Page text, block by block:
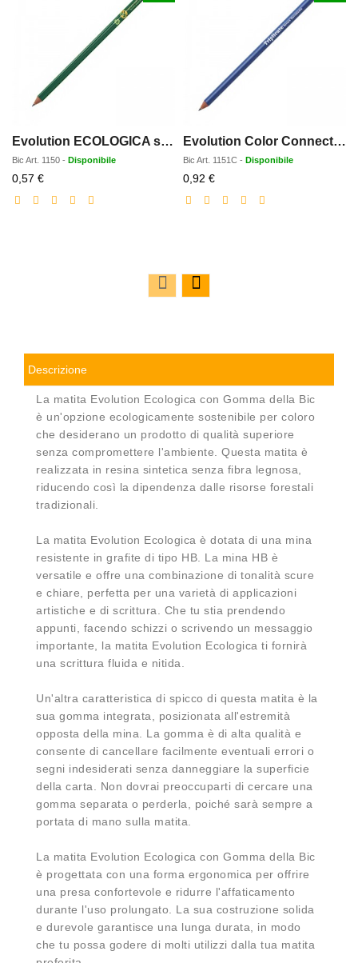
Evolution ECOLOGICA senza gomma
Bic Art. 1150 - Disponibile
0,57 €Prezzo
scontato
Evolution Color Connection ECOLOGICA
Bic Art. 1151C - Disponibile
0,92 €Prezzo
scontato
Descrizione
La matita Evolution Ecologica con Gomma della Bic
è un'opzione ecologicamente sostenibile per coloro
che desiderano un prodotto di qualità superiore
senza compromettere l'ambiente. Questa matita è
realizzata in resina sintetica senza fibra legnosa,
riducendo così la dipendenza dalle risorse forestali
tradizionali.
La matita Evolution Ecologica è dotata di una mina
resistente in grafite di tipo HB. La mina HB è
versatile e offre una combinazione di tonalità scure
e chiare, perfetta per una varietà di applicazioni
artistiche e di scrittura. Che tu stia prendendo
appunti, facendo schizzi o scrivendo un messaggio
importante, la matita Evolution Ecologica ti fornirà
una scrittura fluida e nitida.
Un'altra caratteristica di spicco di questa matita è la
sua gomma integrata, posizionata all'estremità
opposta della mina. La gomma è di alta qualità e
consente di cancellare facilmente eventuali errori o
segni indesiderati senza danneggiare la superficie
della carta. Non dovrai preoccuparti di cercare una
gomma separata o perderla, poiché sarà sempre a
portata di mano sulla matita.
La matita Evolution Ecologica con Gomma della Bic
è progettata con una forma ergonomica per offrire
una presa confortevole e ridurre l'affaticamento
durante l'uso prolungato. La sua costruzione solida
e durevole garantisce una lunga durata, in modo
che tu possa godere di molti utilizzi dalla tua matita